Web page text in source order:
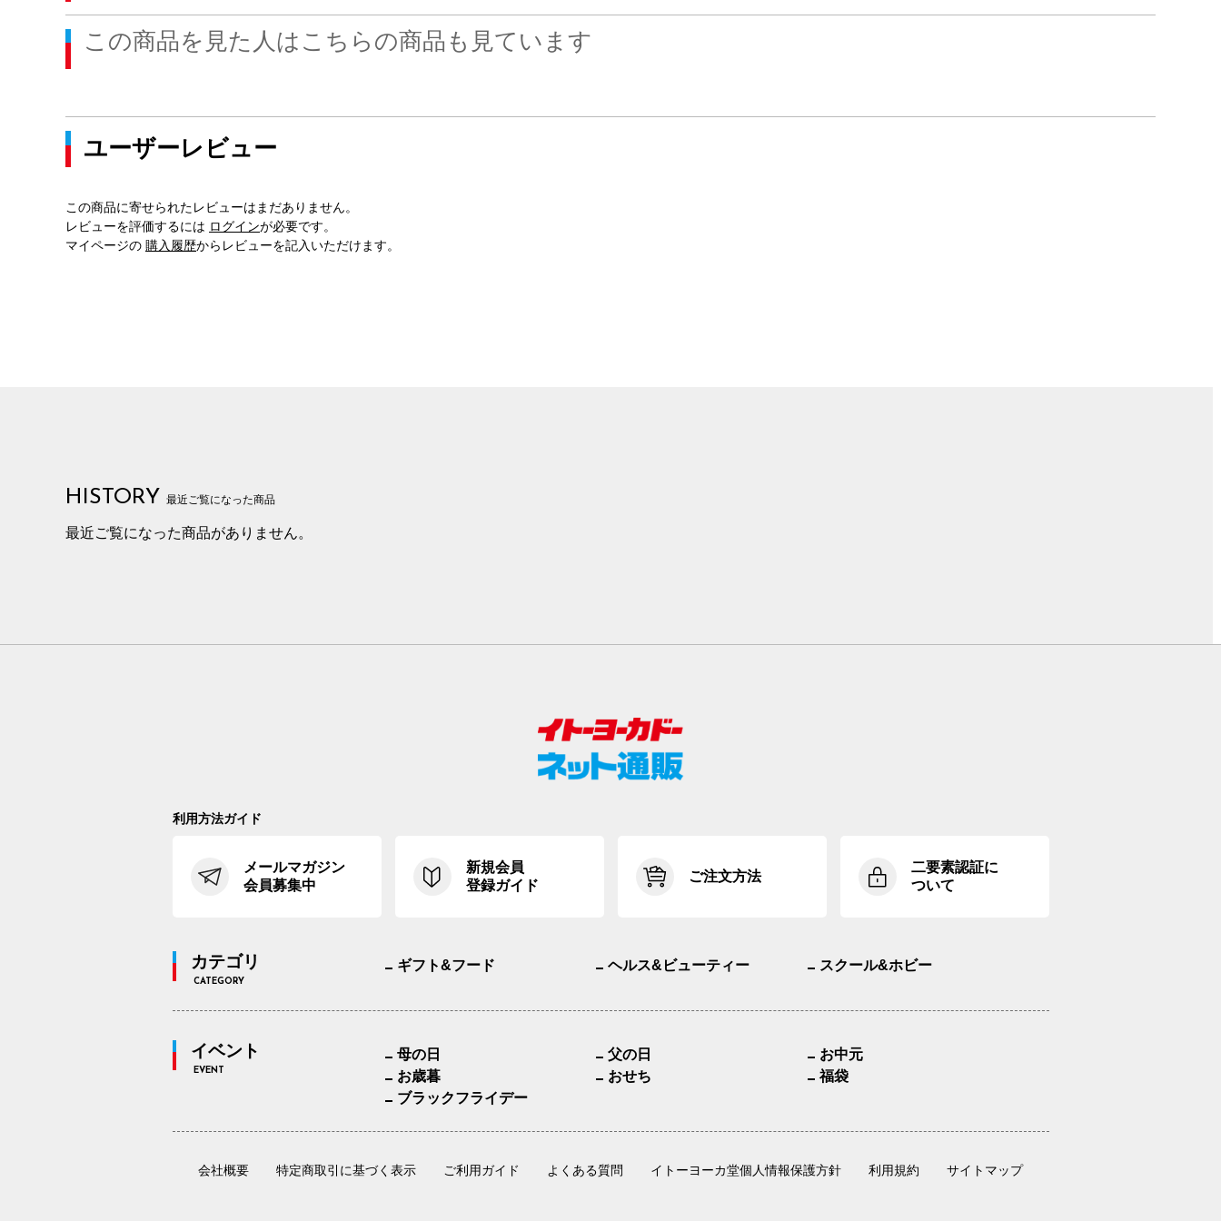
この商品を見た人はこちらの商品も見ています
ユーザーレビュー
この商品に寄せられたレビューはまだありません。
レビューを評価するには ログインが必要です。
マイページの 購入履歴からレビューを記入いただけます。
HISTORY 最近ご覧になった商品
最近ご覧になった商品がありません。
利用方法ガイド
メールマガジン
会員募集中
新規会員
登録ガイド
ご注文方法
二要素認証に
ついて
カテゴリ
CATEGORY
ギフト&フード ヘルス&ビューティー スクール&ホビー
イベント
EVENT
母の日 父の日
お中元
お歳暮
おせち
福袋
ブラックフライデー
会社概要 特定商取引に基づく表示 ご利用ガイド よくある質問 イトーヨーカ堂個人情報保護方針 利用規約 サイトマップ